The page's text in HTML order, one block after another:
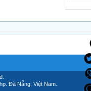
Đà Nẵng, Việt Nam.